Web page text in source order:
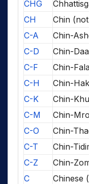
CHG
CH
Chin
C-A
Chin-
C-D
Chin-
C-F
Chin-
C-H
Chin-
C-K
Chin-
C-M
Chin-Mro
C-O
Chin-
C-T
Chin-
C-Z
Chin-
C
Chinese